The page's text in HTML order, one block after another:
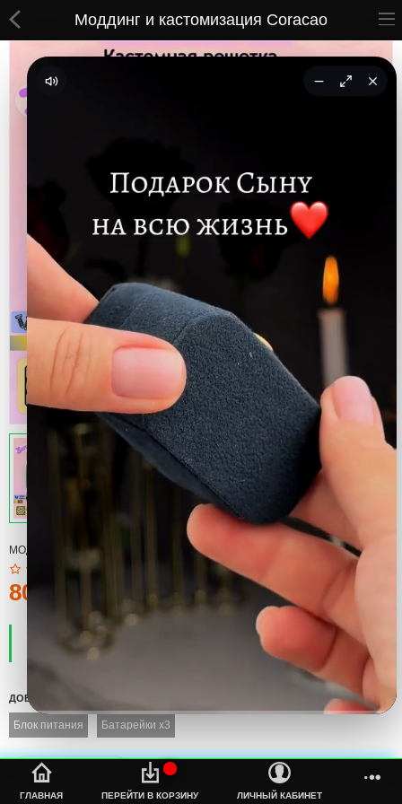
ВСЕ ТОВАРЫ
Бейсболки
Гравировка
CoolPass
ГЛАВНАЯ
%s
ПЕРЕЙТИ В КОРЗИНУ ЛИЧНЫЙ КАБИНЕТ
Моддинг и кастомизация Coracao
МОДЕЛЬ: CUSTOM FAN GRILL
80тмт.
ПРОИЗВОДИТЕЛЬ:
НАЛИЧИЕ:
ЕСТЬ В НАЛИЧИИ
ДОБАВИТЬ
Блок питания Батарейки x3